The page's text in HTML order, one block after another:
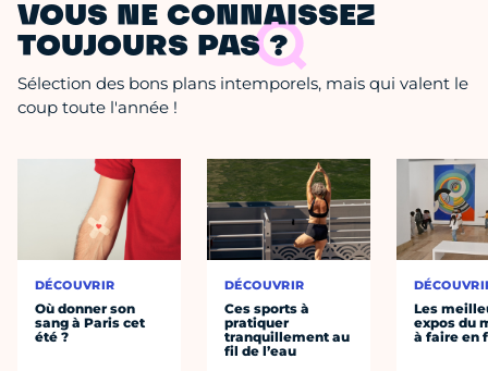
VOUS NE CONNAISSEZ
TOUJOURS PAS ?
Sélection des bons plans intemporels, mais qui valent le
coup toute l'année !
DÉCOUVRIR
Où donner son
sang à Paris cet
été ?
DÉCOUVRIR
Ces sports à
pratiquer
tranquillement au
fil de l’eau
Les
expos du
à faire en